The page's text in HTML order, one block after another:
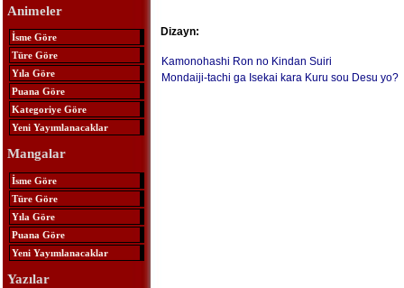
Animeler
İsme Göre
Türe Göre
Yıla Göre
Puana Göre
Kategoriye Göre
Yeni Yayımlanacaklar
Mangalar
İsme Göre
Türe Göre
Yıla Göre
Puana Göre
Yeni Yayımlanacaklar
Yazılar
Dizayn:
Kamonohashi Ron no Kindan Suiri
Mondaiji-tachi ga Isekai kara Kuru sou Desu yo?